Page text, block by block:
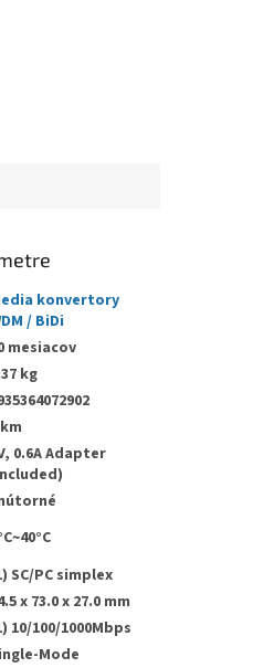
konvertory
/ BiDi
mesiacov
kg
0.6A Adapter
SC/PC simplex
x 73.0 x 27.0 mm
10/100/1000Mbps
Mode